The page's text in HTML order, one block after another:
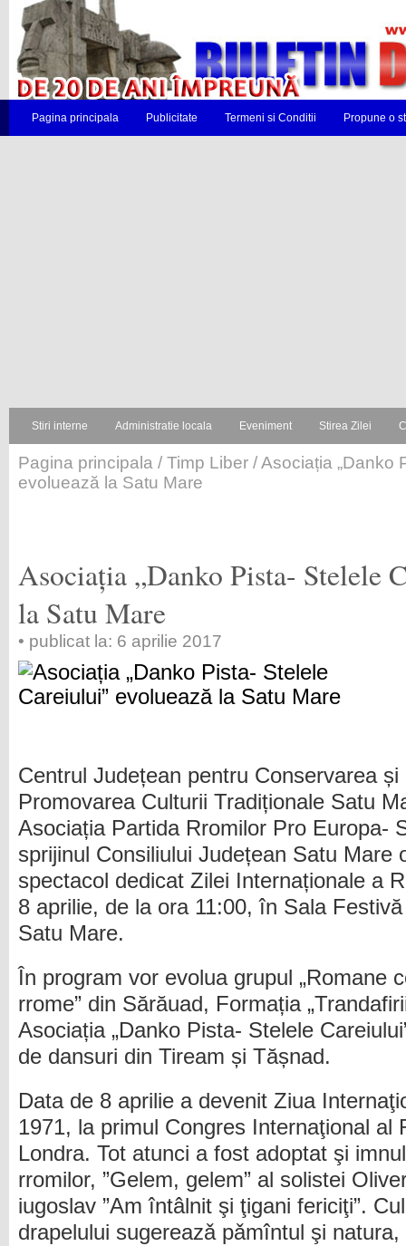
Pagina principala Publicitate Termeni si Conditii Propune o
Stiri interne Administratie locala Eveniment Stirea Zilei
Pagina principala / Timp Liber / Asociația „Danko
evoluează la Satu Mare
Asociația „Danko Pista- Stelele
la Satu Mare
• publicat la: 6 aprilie 2017
Centrul Județean pentru Conservarea și
Promovarea Culturii Tradiționale Satu
Asociația Partida Rromilor Pro Europa-
sprijinul Consiliului Județean Satu Mare
spectacol dedicat Zilei Internaționale a
8 aprilie, de la ora 11:00, în Sala
Satu Mare.
În program vor evolua grupul „Romane
rrome” din Sărăuad, Formația
Asociația „Danko Pista- Stelele
de dansuri din Tiream și Tășnad.
Data de 8 aprilie a devenit Ziua
1971, la primul Congres Internaţional al
Londra. Tot atunci a fost adoptat şi
rromilor, ”Gelem, gelem” al solistei
iugoslav ”Am întâlnit şi ţigani fericiţi”.
drapelului sugereazǎ pǎmîntul şi